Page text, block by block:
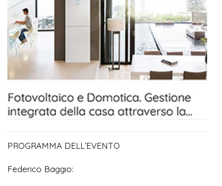
PROGRAMMA DELL’EVENTO
Federico Baggio: